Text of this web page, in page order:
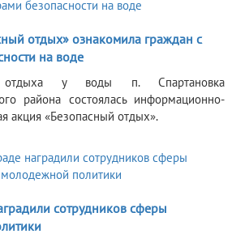
отдых» ознакомила граждан с
на воде
у воды п. Спартановка
района состоялась информационно-
акция «Безопасный отдых».
сотрудников сферы